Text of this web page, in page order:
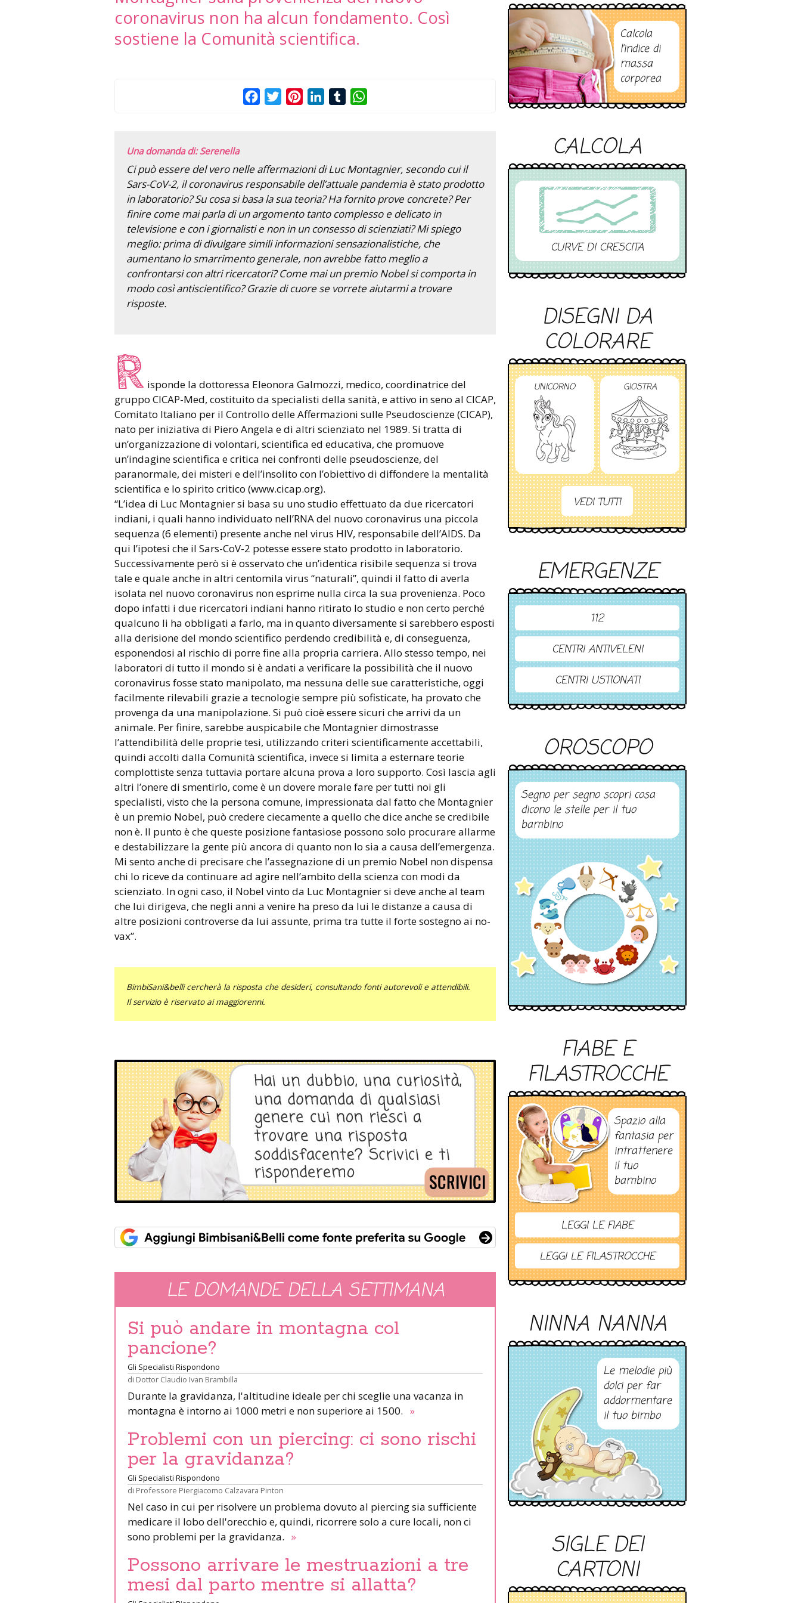
coronavirus non ha alcun fondamento. Così
sostiene la Comunità scientifica.
FacebookTwitterPinterestLinkedInTumblr
Una domanda di: Serenella
Ci può essere del vero nelle affermazioni di Luc Montagnier, secondo cui il
Sars-CoV-2, il coronavirus responsabile dell’attuale pandemia è stato prodotto
in laboratorio? Su cosa si basa la sua teoria? Ha fornito prove concrete? Per
finire come mai parla di un argomento tanto complesso e delicato in
televisione e con i giornalisti e non in un consesso di scienziati? Mi spiego
meglio: prima di divulgare simili informazioni sensazionalistiche, che
aumentano lo smarrimento generale, non avrebbe fatto meglio a
confrontarsi con altri ricercatori? Come mai un premio Nobel si comporta in
modo così antiscientifico? Grazie di cuore se vorrete aiutarmi a trovare
risposte.
R isponde la dottoressa Eleonora Galmozzi, medico, coordinatrice del
gruppo CICAP-Med, costituito da specialisti della sanità, e attivo in seno al CICAP,
Comitato Italiano per il Controllo delle Affermazioni sulle Pseudoscienze (CICAP),
nato per iniziativa di Piero Angela e di altri scienziato nel 1989. Si tratta di
un’organizzazione di volontari, scientifica ed educativa, che promuove
un’indagine scientifica e critica nei confronti delle pseudoscienze, del
paranormale, dei misteri e dell’insolito con l’obiettivo di diffondere la mentalità
scientifica e lo spirito critico (www.cicap.org).
“L’idea di Luc Montagnier si basa su uno studio effettuato da due ricercatori
indiani, i quali hanno individuato nell’RNA del nuovo coronavirus una piccola
sequenza (6 elementi) presente anche nel virus HIV, responsabile dell’AIDS. Da
qui l’ipotesi che il Sars-CoV-2 potesse essere stato prodotto in laboratorio.
Successivamente però si è osservato che un’identica risibile sequenza si trova
tale e quale anche in altri centomila virus “naturali”, quindi il fatto di averla
isolata nel nuovo coronavirus non esprime nulla circa la sua provenienza. Poco
dopo infatti i due ricercatori indiani hanno ritirato lo studio e non certo perché
qualcuno li ha obbligati a farlo, ma in quanto diversamente si sarebbero esposti
alla derisione del mondo scientifico perdendo credibilità e, di conseguenza,
esponendosi al rischio di porre fine alla propria carriera. Allo stesso tempo, nei
laboratori di tutto il mondo si è andati a verificare la possibilità che il nuovo
coronavirus fosse stato manipolato, ma nessuna delle sue caratteristiche, oggi
facilmente rilevabili grazie a tecnologie sempre più sofisticate, ha provato che
provenga da una manipolazione. Si può cioè essere sicuri che arrivi da un
animale. Per finire, sarebbe auspicabile che Montagnier dimostrasse
l’attendibilità delle proprie tesi, utilizzando criteri scientificamente accettabili,
quindi accolti dalla Comunità scientifica, invece si limita a esternare teorie
complottiste senza tuttavia portare alcuna prova a loro supporto. Così lascia agli
altri l’onere di smentirlo, come è un dovere morale fare per tutti noi gli
specialisti, visto che la persona comune, impressionata dal fatto che Montagnier
è un premio Nobel, può credere ciecamente a quello che dice anche se credibile
non è. Il punto è che queste posizione fantasiose possono solo procurare allarme
e destabilizzare la gente più ancora di quanto non lo sia a causa dell’emergenza.
Mi sento anche di precisare che l’assegnazione di un premio Nobel non dispensa
chi lo riceve da continuare ad agire nell’ambito della scienza con modi da
scienziato. In ogni caso, il Nobel vinto da Luc Montagnier si deve anche al team
che lui dirigeva, che negli anni a venire ha preso da lui le distanze a causa di
altre posizioni controverse da lui assunte, prima tra tutte il forte sostegno ai no-
vax”.
BimbiSani&belli cercherà la risposta che desideri, consultando fonti autorevoli e attendibili.
Il servizio è riservato ai maggiorenni.
LE DOMANDE DELLA SETTIMANA
Si può andare in montagna col
pancione?
Gli Specialisti Rispondono
di Dottor Claudio Ivan Brambilla
Durante la gravidanza, l'altitudine ideale per chi sceglie una vacanza in
montagna è intorno ai 1000 metri e non superiore ai 1500. »
Problemi con un piercing: ci sono rischi
per la gravidanza?
Gli Specialisti Rispondono
di Professore Piergiacomo Calzavara Pinton
Nel caso in cui per risolvere un problema dovuto al piercing sia sufficiente
medicare il lobo dell'orecchio e, quindi, ricorrere solo a cure locali, non ci
sono problemi per la gravidanza. »
Possono arrivare le mestruazioni a tre
mesi dal parto mentre si allatta?
Calcola
l’indice di
massa
corporea
CALCOLA
CURVE DI CRESCITA
DISEGNI DA
COLORARE
UNICORNO GIOSTRA
VEDI TUTTI
EMERGENZE
112
CENTRI ANTIVELENI
CENTRI USTIONATI
OROSCOPO
Segno per segno scopri cosa
dicono le stelle per il tuo
bambino
FIABE E
FILASTROCCHE
Spazio alla
fantasia per
intrattenere
il tuo
bambino
LEGGI LE FIABE
LEGGI LE FILASTROCCHE
NINNA NANNA
Le melodie più
dolci per far
addormentare
il tuo bimbo
SIGLE DEI
CARTONI